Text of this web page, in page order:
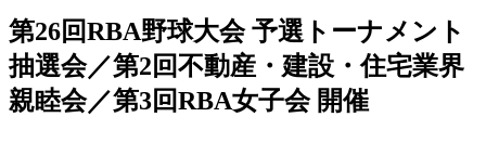
第26回RBA野球大会 予選トーナメント
抽選会／第2回不動産・建設・住宅業界
親睦会／第3回RBA女子会 開催